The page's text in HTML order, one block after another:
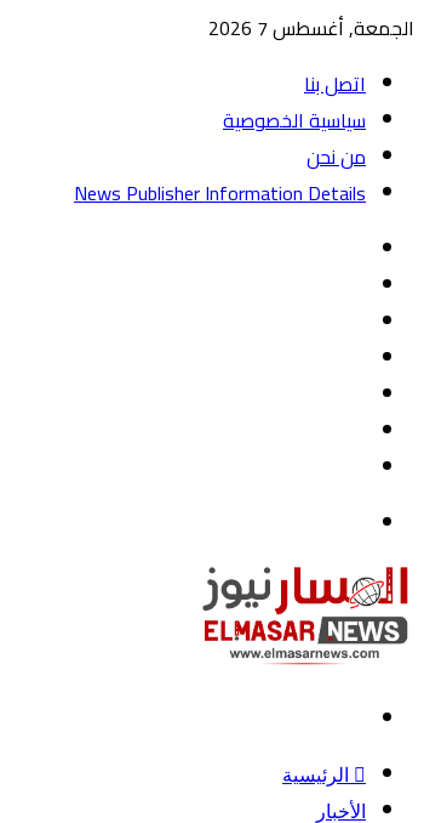
الجمعة, أغسطس 7 2026
اتصل بنا
سياسية الخصوصية
من نحن
News Publisher Information Details
الرئيسية
الأخبار